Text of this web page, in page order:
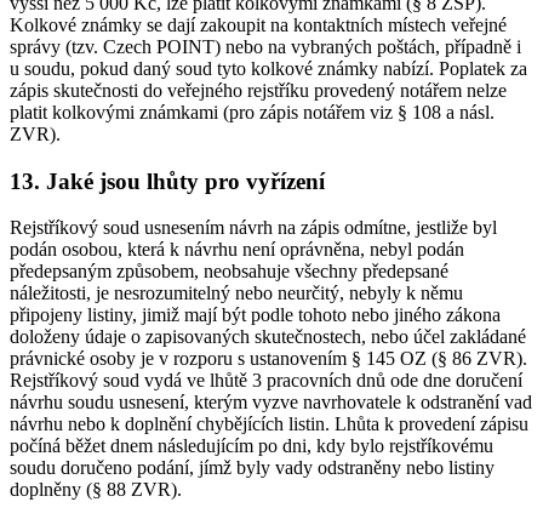
Kolkové známky se dají zakoupit na kontaktních místech veřejné
správy (tzv. Czech POINT) nebo na vybraných poštách, případně i
u soudu, pokud daný soud tyto kolkové známky nabízí. Poplatek za
zápis skutečnosti do veřejného rejstříku provedený notářem nelze
platit kolkovými známkami (pro zápis notářem viz § 108 a násl.
ZVR).
13. Jaké jsou lhůty pro vyřízení
Rejstříkový soud usnesením návrh na zápis odmítne, jestliže byl
podán osobou, která k návrhu není oprávněna, nebyl podán
předepsaným způsobem, neobsahuje všechny předepsané
náležitosti, je nesrozumitelný nebo neurčitý, nebyly k němu
připojeny listiny, jimiž mají být podle tohoto nebo jiného zákona
doloženy údaje o zapisovaných skutečnostech, nebo účel zakládané
právnické osoby je v rozporu s ustanovením § 145 OZ (§ 86 ZVR).
Rejstříkový soud vydá ve lhůtě 3 pracovních dnů ode dne doručení
návrhu soudu usnesení, kterým vyzve navrhovatele k odstranění vad
návrhu nebo k doplnění chybějících listin. Lhůta k provedení zápisu
počíná běžet dnem následujícím po dni, kdy bylo rejstříkovému
soudu doručeno podání, jímž byly vady odstraněny nebo listiny
doplněny (§ 88 ZVR).